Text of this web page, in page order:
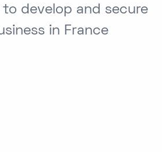
to develop and secure
in France